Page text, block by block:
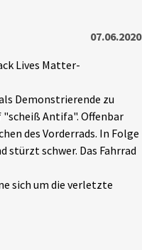
07.06.2020
Lives Matter-
Demonstrierende zu
Antifa". Offenbar
des Vorderrads. In Folge
stürzt schwer. Das Fahrrad
sich um die verletzte